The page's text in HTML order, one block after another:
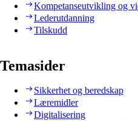
Kompetanseutvikling og
Lederutdanning
Tilskudd
Temasider
Sikkerhet og beredskap
Læremidler
Digitalisering